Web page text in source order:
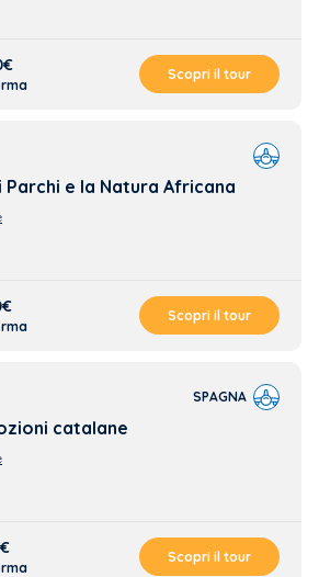
Scopri il tour
Parchi e la Natura Africana
Scopri il tour
SPAGNA
catalane
Scopri il tour